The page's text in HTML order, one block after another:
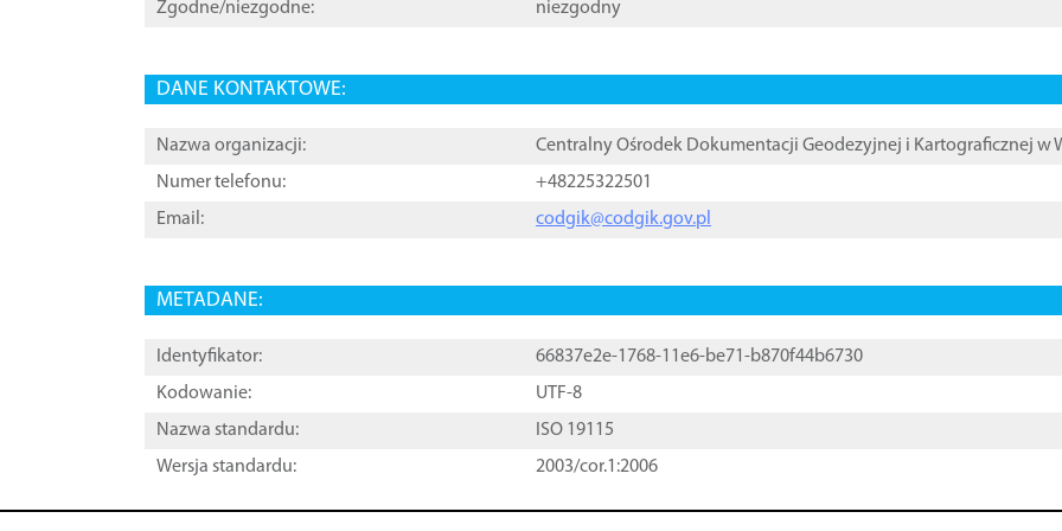
Zgodne/niezgodne:
niezgodny
DANE KONTAKTOWE:
Nazwa organizacji:
Centralny Ośrodek Dokumentacji Geodezyjnej i Kartograficznej w
Numer telefonu:
+48225322501
Email:
codgik@codgik.gov.pl
METADANE:
Identyfikator:
66837e2e-1768-11e6-be71-b870f44b6730
Kodowanie:
UTF-8
Nazwa standardu:
ISO 19115
Wersja standardu:
2003/cor.1:2006